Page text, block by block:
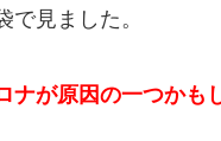
見ました。
が原因の一つかも